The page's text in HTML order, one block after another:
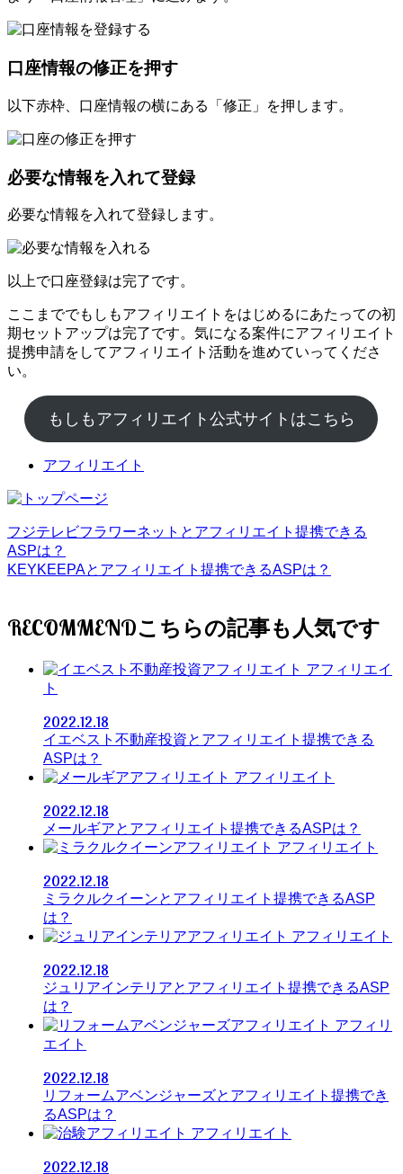
口座情報の修正を押す
以下赤枠、口座情報の横にある「修正」を押します。
必要な情報を入れて登録
必要な情報を入れて登録します。
以上で口座登録は完了です。
ここまででもしもアフィリエイトをはじめるにあたっての初
期セットアップは完了です。気になる案件にアフィリエイト
提携申請をしてアフィリエイト活動を進めていってくださ
い。
もしもアフィリエイト公式サイトはこちら
アフィリエイト
フジテレビフラワーネットとアフィリエイト提携できる
ASPは？
KEYKEEPAとアフィリエイト提携できるASPは？
RECOMMEND
アフィリエイ
ト
2022.12.18
イエベスト不動産投資とアフィリエイト提携できる
ASPは？
アフィリエイト
2022.12.18
メールギアとアフィリエイト提携できるASPは？
アフィリエイト
2022.12.18
ミラクルクイーンとアフィリエイト提携できるASP
は？
アフィリエイト
2022.12.18
ジュリアインテリアとアフィリエイト提携できるASP
は？
アフィリ
エイト
2022.12.18
リフォームアベンジャーズとアフィリエイト提携でき
るASPは？
アフィリエイト
2022.12.18